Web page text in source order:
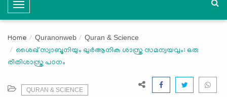
T
o
g
l
e
Home Quranonweb Quran & Science
ശൈഖ് സ്വാബൂനിയും ഖുർആനിക ശാസ്ത്ര സമന്വയവും: ഒരു
രീതിശാസ്ത്ര പഠനം
QURAN & SCIENCE